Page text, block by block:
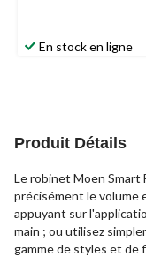
En stock en ligne
Produit Détails
Le robinet Moen Smart
précisément le volume
appuyant sur
main ; ou utilisez
gamme de styles et de